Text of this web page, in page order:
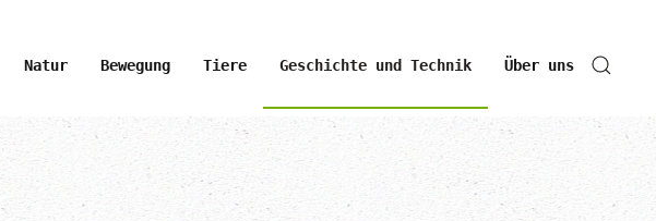
Natur Bewegung Tiere Geschichte und Technik Über uns